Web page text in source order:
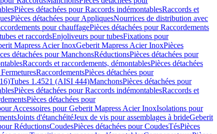
Pièces détachées pour Raccords indémontablesRaccords et
Pièces détachées pour AppliquesNourrices de distribution avec
pour chauffagePièces détachées pour Raccordements
et raccordsEnjoliveurs pour tubesFixations pour
Mapress Acier InoxGeberit Mapress Acier InoxPièces
détachées pour ManchonsRéductionsPièces détachées pour
Raccords et raccordements, démontablesPièces détachées
RaccordementsPièces détachées pour
Tubes 1.4521 (AISI 444)ManchonsPièces détachées pour
Pièces détachées pour Raccords indémontablesRaccords et
Pièces détachées pour
Accessoires pour Geberit Mapress Acier InoxIsolations pour
Joints d'étanchéitéJeux de vis pour assemblages à brideGeberit
RéductionsCoudesPièces détachées pour CoudesTésPièces